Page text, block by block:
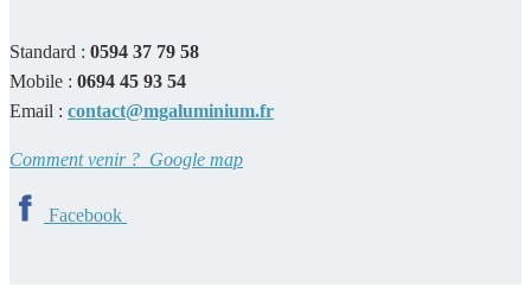
Standard : 0594 37 79 58
Mobile : 0694 45 93 54
Email : contact@mgaluminium.fr
Comment venir ? Google map
Facebook